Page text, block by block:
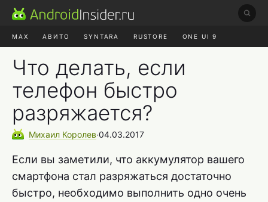
MAX АВИТО SYNTARA RUSTORE ONE UI 9
Что делать, если
телефон быстро
разряжается?
Михаил Королев∙04.03.2017
Если вы заметили, что аккумулятор вашего
смартфона стал разряжаться достаточно
быстро, необходимо выполнить одно очень